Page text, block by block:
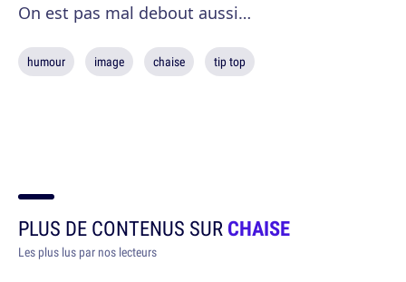
On est pas mal debout aussi…
humour image chaise tip top
PLUS DE CONTENUS SURCHAISE
Les plus lus par nos lecteurs